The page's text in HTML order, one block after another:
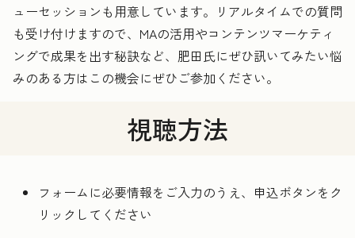
ューセッションも用意しています。リアルタイムでの質問
も受け付けますので、MAの活用やコンテンツマーケティ
ングで成果を出す秘訣など、肥田氏にぜひ訊いてみたい悩
みのある方はこの機会にぜひご参加ください。
視聴方法
フォームに必要情報をご入力のうえ、申込ボタンをク
リックしてください